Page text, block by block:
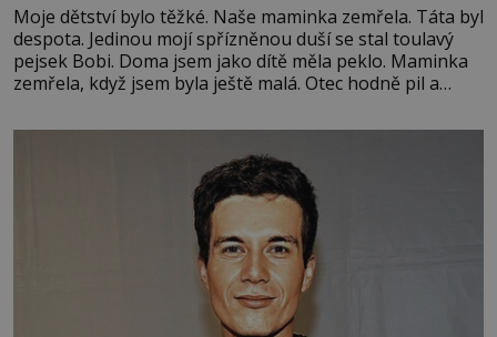
Moje dětství bylo těžké. Naše maminka zemřela. Táta byl
despota. Jedinou mojí spřízněnou duší se stal toulavý
pejsek Bobi. Doma jsem jako dítě měla peklo. Maminka
zemřela, když jsem byla ještě malá. Otec hodně pil a
chodila do školy u nás na vesnici. Měli mě tam rádi,